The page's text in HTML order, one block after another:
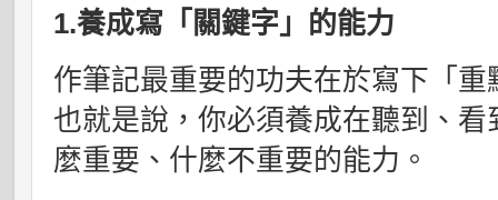
1.養成寫「關鍵字」的能力
作筆記最重要的功夫在於寫下「
也就是說，你必須養成在聽到、
麼重要、什麼不重要的能力。